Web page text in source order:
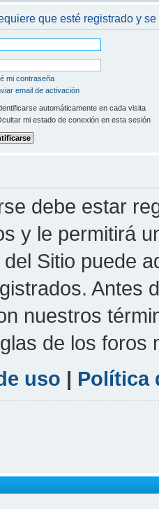
que esté registrado y
mi contraseña
email de activación
automáticamente en cada visita
mi estado de conexión en esta sesión
debe estar
y le permitirá
Sitio puede
Antes
nuestros
de los foros
uso | Política